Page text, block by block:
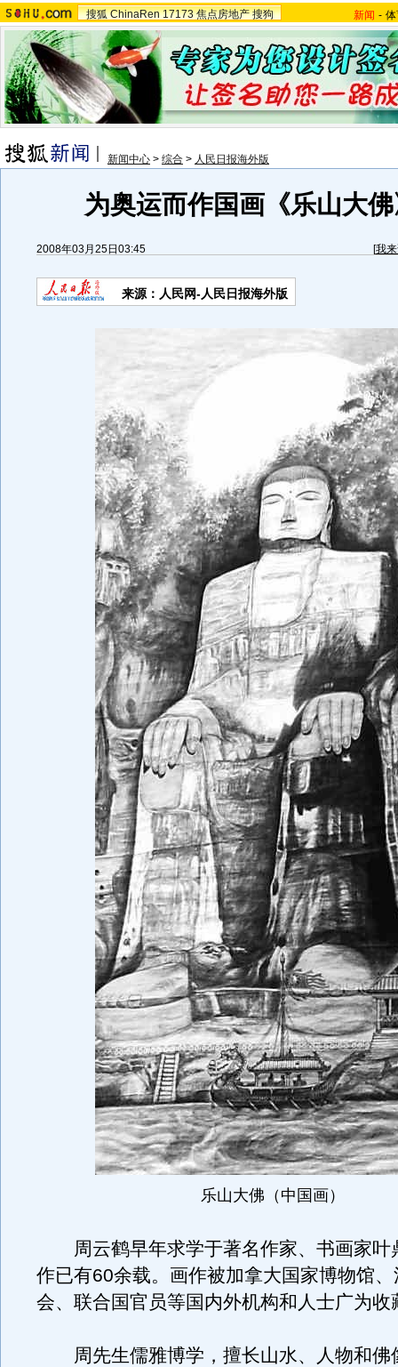
搜狐 ChinaRen 17173 焦点房地产 搜狗 新闻 -
新闻中心 > 综合 > 人民日报海外版
为奥运而作国画《乐山大
2008年03月25日03:45 [我
来源：人民网-人民日报海外版
乐山大佛（中国画）
周云鹤早年求学于著名作家、书画家叶
作已有60余载。画作被加拿大国家博物馆
会、联合国官员等国内外机构和人士广为收
周先生儒雅博学，擅长山水、人物和佛